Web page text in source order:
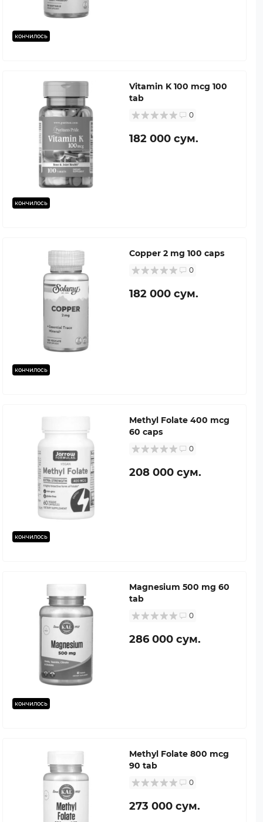
кончилось
кончилось
Vitamin K 100 mcg 100
tab
0
182 000 сум.
кончилось
Copper 2 mg 100 caps
0
182 000 сум.
кончилось
Methyl Folate 400 mcg
60 caps
0
208 000 сум.
кончилось
Magnesium 500 mg 60
tab
0
286 000 сум.
Methyl Folate 800 mcg
90 tab
0
273 000 сум.